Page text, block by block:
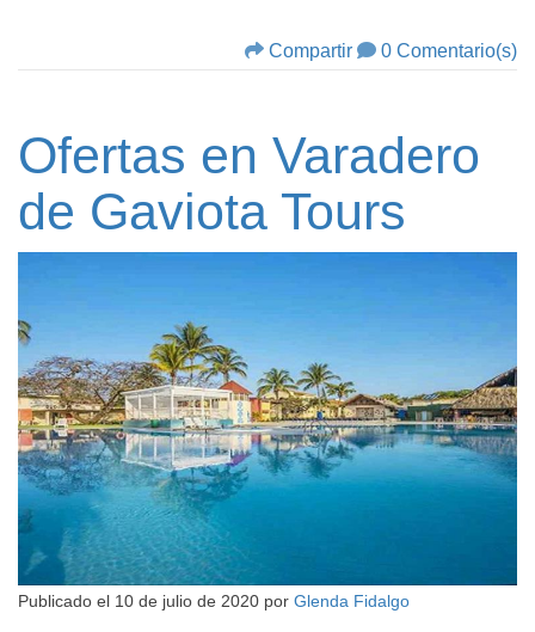
Compartir 0 Comentario(s)
Ofertas en Varadero
de Gaviota Tours
Publicado el 10 de julio de 2020 por Glenda Fidalgo